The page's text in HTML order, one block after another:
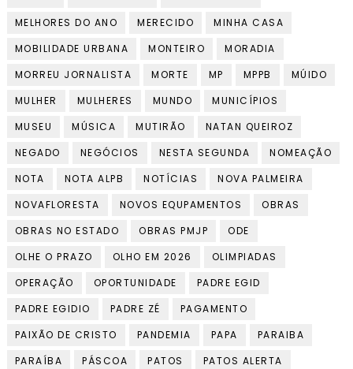
MELHORES DO ANO
MERECIDO
MINHA CASA
MOBILIDADE URBANA
MONTEIRO
MORADIA
MORREU JORNALISTA
MORTE MP MPPB
MÚIDO
MULHER
MULHERES MUNDO
MUNICÍPIOS
MUSEU
MÚSICA MUTIRÃO
NATAN QUEIROZ
NEGADO
NEGÓCIOS NESTA SEGUNDA
NOMEAÇÃO
NOTA
NOTA ALPB NOTÍCIAS
NOVA PALMEIRA
NOVAFLORESTA
NOVOS EQUPAMENTOS
OBRAS
OBRAS NO ESTADO
OBRAS PMJP
ODE
OLHE O PRAZO
OLHO EM 2026
OLIMPIADAS
OPERAÇÃO
OPORTUNIDADE
PADRE EGID
PADRE EGIDIO
PADRE ZÉ
PAGAMENTO
PAIXÃO DE CRISTO
PANDEMIA PAPA
PARAIBA
PARAÍBA
PÁSCOA PATOS
PATOS ALERTA